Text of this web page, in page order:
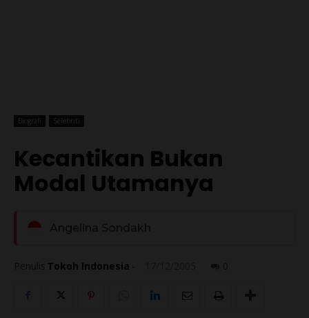
Biografi Selebriti
Kecantikan Bukan
Modal Utamanya
Angelina Sondakh
Tokoh Indonesia